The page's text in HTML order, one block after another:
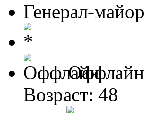
Генерал-майор
Оффлайн
Возраст: 48